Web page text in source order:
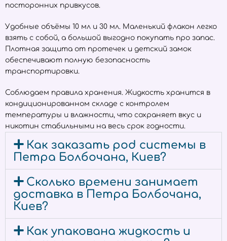
посторонних привкусов.
Удобные объёмы 10 мл и 30 мл. Маленький флакон легко
взять с собой, а большой выгодно покупать про запас.
Плотная защита от протечек и детский замок
обеспечивают полную безопасность
транспортировки.
Соблюдаем правила хранения. Жидкость хранится в
кондиционированном складе с контролем
температуры и влажности, что сохраняет вкус и
никотин стабильными на весь срок годности.
Как заказать pod системы в
Петра Болбочана, Киев?
Сколько времени занимает
доставка в Петра Болбочана,
Киев?
Как упакована жидкость и